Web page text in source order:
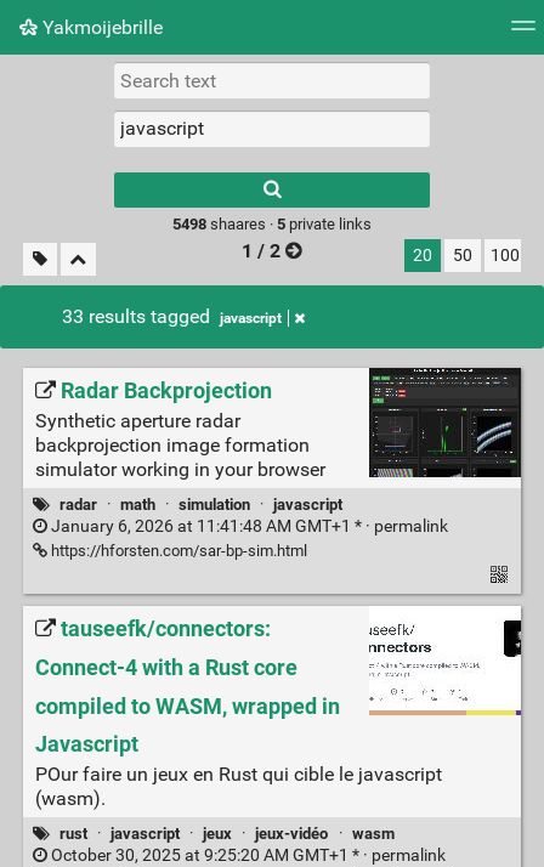
Yakmoijebrille
Picture wall
results.
5498shaares · 5private links
1 / 2 20 50 100
33 results tagged javascript
Radar Backprojection
Synthetic aperture radar
backprojection image formation
simulator working in your browser
radar · math · simulation · javascript
January 6, 2026 at 11:41:48 AM GMT+1 * · permalink
https://hforsten.com/sar-bp-sim.html
tauseefk/connectors:
Connect-4 with a Rust core
compiled to WASM, wrapped in
Javascript
POur faire un jeux en Rust qui cible le javascript
(wasm).
rust · javascript · jeux · jeux-vidéo · wasm
October 30, 2025 at 9:25:20 AM GMT+1 * · permalink